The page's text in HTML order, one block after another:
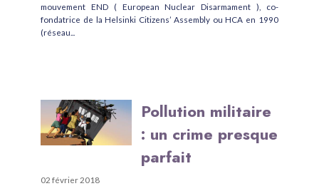
mouvement END ( European Nuclear Disarmament ), co-
fondatrice de la Helsinki Citizens’ Assembly ou HCA en 1990
(réseau...
Pollution militaire
: un crime presque
parfait
02 février 2018